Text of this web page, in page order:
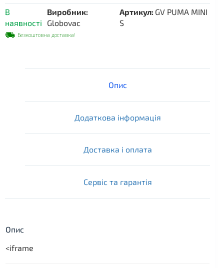
В
наявності
Виробник:
Globovac
Артикул: GV PUMA MINI
S
Безкоштовна доставка!
Опис
Додаткова інформація
Доставка і оплата
Сервіс та гарантія
Опис
<iframe